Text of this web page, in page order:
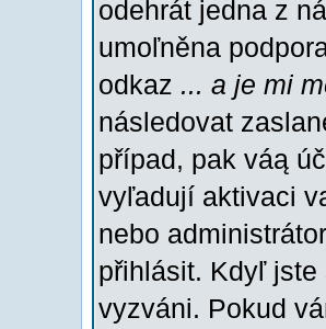
odehrát jedna z
umoľněna
odkaz ... a je mi
následovat
případ, pak váą
vyľadují aktivaci
nebo
přihlásit. Kdyľ
vyzváni. Pokud